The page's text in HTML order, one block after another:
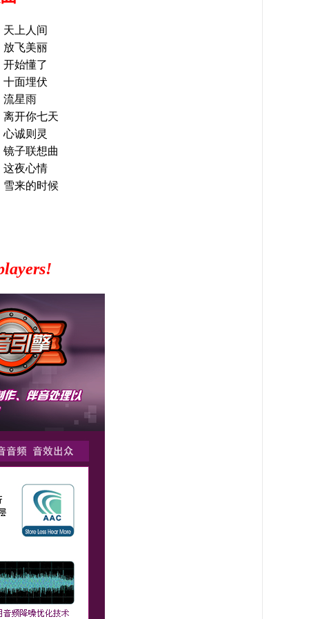
天上人间
放飞美丽
开始懂了
十面埋伏
流星雨
离开你七天
心诚则灵
镜子联想曲
这夜心情
雪来的时候